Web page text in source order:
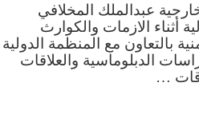
عبدالملك المخلافي
أثناء الازمات والكوارث
بالتعاون مع المنظمة الدولية
الدبلوماسية والعلاقات
…